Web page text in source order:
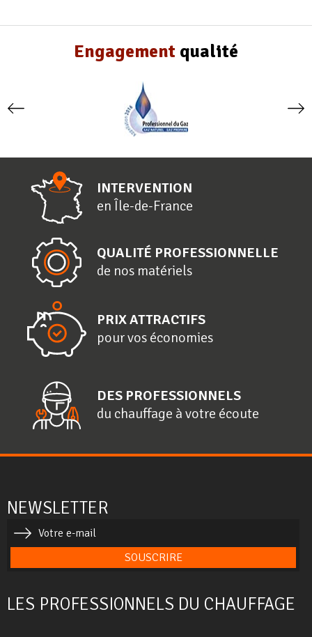
Engagement qualité
INTERVENTION
en Île-de-France
QUALITÉ PROFESSIONNELLE
de nos matériels
PRIX ATTRACTIFS
pour vos économies
DES PROFESSIONNELS
du chauffage à votre écoute
NEWSLETTER
SOUSCRIRE
LES PROFESSIONNELS DU CHAUFFAGE